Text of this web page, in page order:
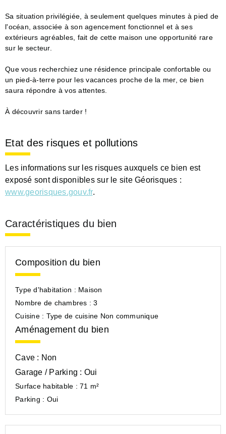
Sa situation privilégiée, à seulement quelques minutes à pied de
l'océan, associée à son agencement fonctionnel et à ses
extérieurs agréables, fait de cette maison une opportunité rare
sur le secteur.
Que vous recherchiez une résidence principale confortable ou
un pied-à-terre pour les vacances proche de la mer, ce bien
saura répondre à vos attentes.
À découvrir sans tarder !
Etat des risques et pollutions
Les informations sur les risques auxquels ce bien est
exposé sont disponibles sur le site Géorisques :
www.georisques.gouv.fr.
Caractéristiques du bien
Composition du bien
Type d'habitation : Maison
Nombre de chambres :3
Cuisine : Type de cuisine Non communique
Aménagement du bien
Cave : Non
Garage / Parking : Oui
Surface habitable : 71 m²
Parking : Oui